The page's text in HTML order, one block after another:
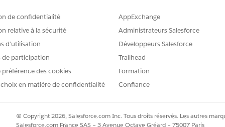
AUTORISATIONS UTILISATEUR REQUISES
Personnaliser l'application
les réponses d'API et activez la persistance
Éditeur de ligne de transaction commerciale ne prend pas
de confidentialité
relative à la sécurité
d’utilisation
de participation
des cookies
choix en matière de confidentialité
AppExchange
Administrateurs Salesforce
Développeurs Salesforce
Trailhead
Formation
Confiance
© Copyright 2026, Salesforce.com Inc. Tous droits réservés. Les autres
Salesforce.com France SAS – 3 Avenue Octave Gréard – 75007 Paris